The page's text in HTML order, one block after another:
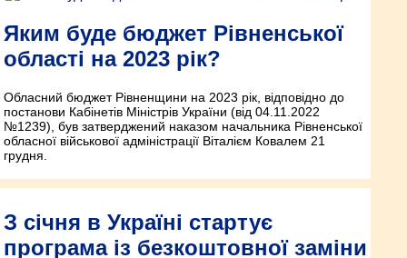
Яким буде бюджет Рівненської
області на 2023 рік?
Обласний бюджет Рівненщини на 2023 рік, відповідно до
постанови Кабінетів Міністрів України (від 04.11.2022
№1239), був затверджений наказом начальника Рівненської
обласної військової адміністрації Віталієм Ковалем 21
грудня.
З січня в Україні стартує
програма із безкоштовної заміни